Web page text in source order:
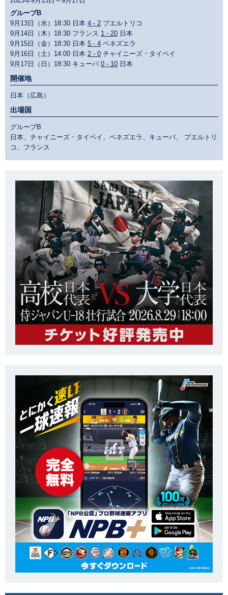
グループB
9月13日（水）18:30 日本 4 - 2 プエルトリコ
9月14日（木）18:30 フランス 1 - 20 日本
9月15日（金）18:30 日本 5 - 4 ベネズエラ
9月16日（土）14:00 日本 2 - 0 チャイニーズ・タイペイ
9月17日（日）18:30 キューバ 0 - 10 日本
開催地
日本（広島）
出場国
グループB
日本、チャイニーズ・タイペイ、ベネズエラ、キューバ、 プエルトリ
コ、フランス